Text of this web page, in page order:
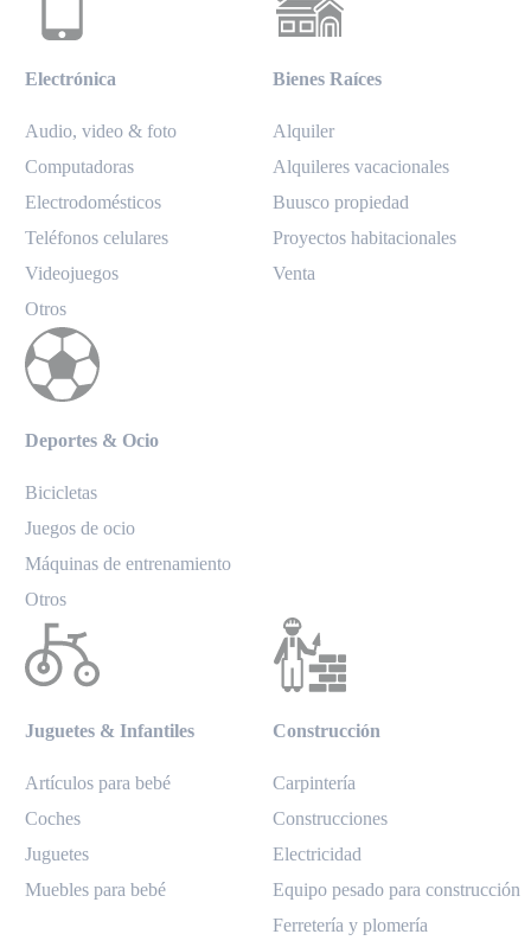
Electrónica
Audio, video & foto
Computadoras
Electrodomésticos
Teléfonos celulares
Videojuegos
Otros
Bienes Raíces
Alquiler
Alquileres vacacionales
Buusco propiedad
Proyectos habitacionales
Venta
Deportes & Ocio
Bicicletas
Juegos de ocio
Máquinas de entrenamiento
Otros
Juguetes & Infantiles
Artículos para bebé
Coches
Juguetes
Muebles para bebé
Construcción
Carpintería
Construcciones
Electricidad
Equipo pesado para construcción
Ferretería y plomería